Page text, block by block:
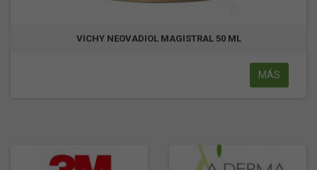
VICHY NEOVADIOL MAGISTRAL 50 ML
MÁS